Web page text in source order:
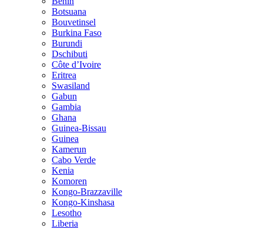
Botsuana
Bouvetinsel
Burkina Faso
Burundi
Dschibuti
Côte d’Ivoire
Eritrea
Swasiland
Gabun
Gambia
Ghana
Guinea-Bissau
Guinea
Kamerun
Cabo Verde
Kenia
Komoren
Kongo-Brazzaville
Kongo-Kinshasa
Lesotho
Liberia